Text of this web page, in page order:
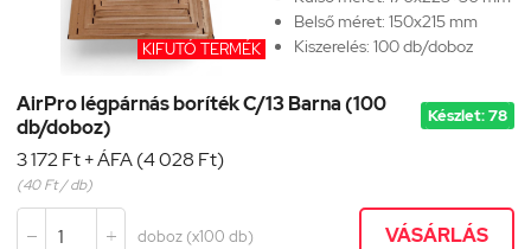
KIFUTÓ TERMÉK
Belső méret: 150x215 mm
Kiszerelés: 100 db/doboz
AirPro légpárnás boríték C/13 Barna (100
db/doboz)
Készlet: 78
3 172 Ft + ÁFA (4 028 Ft)
(40 Ft / db)
  doboz (x100 db) VÁSÁRLÁS